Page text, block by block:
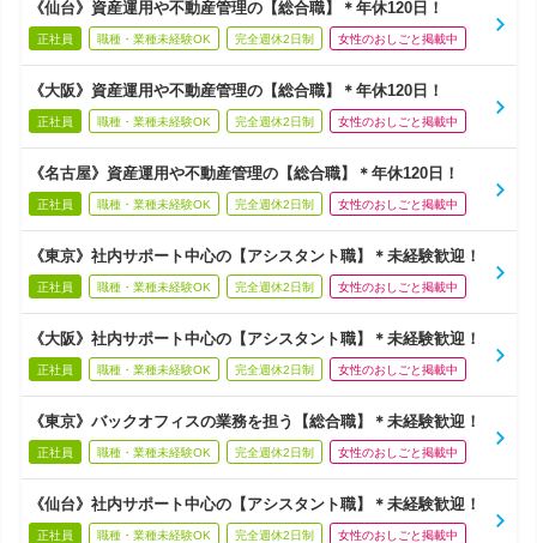
《仙台》資産運用や不動産管理の【総合職】＊年休120日！
正社員 職種・業種未経験OK 完全週休2日制 女性のおしごと掲載中
《大阪》資産運用や不動産管理の【総合職】＊年休120日！
正社員 職種・業種未経験OK 完全週休2日制 女性のおしごと掲載中
《名古屋》資産運用や不動産管理の【総合職】＊年休120日！
正社員 職種・業種未経験OK 完全週休2日制 女性のおしごと掲載中
《東京》社内サポート中心の【アシスタント職】＊未経験歓迎！
正社員 職種・業種未経験OK 完全週休2日制 女性のおしごと掲載中
《大阪》社内サポート中心の【アシスタント職】＊未経験歓迎！
正社員 職種・業種未経験OK 完全週休2日制 女性のおしごと掲載中
《東京》バックオフィスの業務を担う【総合職】＊未経験歓迎！
正社員 職種・業種未経験OK 完全週休2日制 女性のおしごと掲載中
《仙台》社内サポート中心の【アシスタント職】＊未経験歓迎！
正社員 職種・業種未経験OK 完全週休2日制 女性のおしごと掲載中